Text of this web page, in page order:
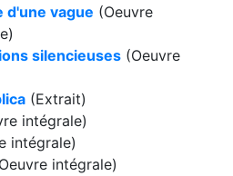
d'une vague (Oeuvre
silencieuses (Oeuvre
(Extrait)
intégrale)
intégrale)
intégrale)